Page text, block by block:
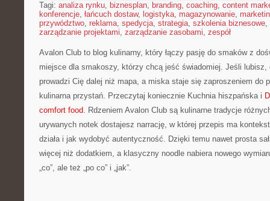
Tagi: analiza rynku, biznesplan, branding, coaching, content
konferencje, łańcuch dostaw, logistyka, magazynowanie,
przywództwo, reklama, spedycja, strategia, szkolenia biznesowe,
zarządzanie projektami, zarządzanie zasobami, zespół
Avalon Club to blog kulinarny, który łączy pasję do smaków z
miejsce dla smakoszy, którzy chcą jeść świadomiej. Jeśli lubisz,
prowadzi Cię dalej niż mapa, a miska staje się zaproszeniem do
kulinarna przystań. Przeczytaj koniecznie Kuchnia hiszpańska i
comfort food. Rdzeniem Avalon Club są kulinarne tradycje
urywanych notek dostajesz narrację, w której przepis ma
działa i jak wydobyć autentyczność. Dzięki temu nawet prosta
więcej niż dodatkiem, a klasyczny noodle nabiera nowego
„co”, ale też „po co” i „jak”.